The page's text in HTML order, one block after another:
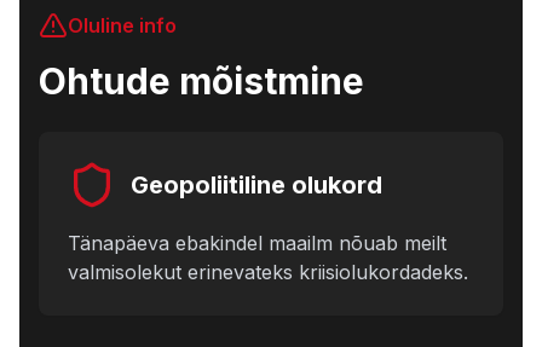
Oluline info
Ohtude mõistmine
Geopoliitiline olukord
Tänapäeva ebakindel maailm nõuab meilt
valmisolekut erinevateks kriisiolukordadeks.